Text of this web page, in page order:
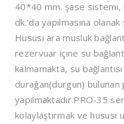
40*40 mm. şase sistemi,
dk.’da yapılmasına
Hususi ara musluk
rezervuar içine su
kalmamakta, su
durağan(durgun) bulunan
yapılmaktadır.PRO-35
kolaylaştırmak ve hususi